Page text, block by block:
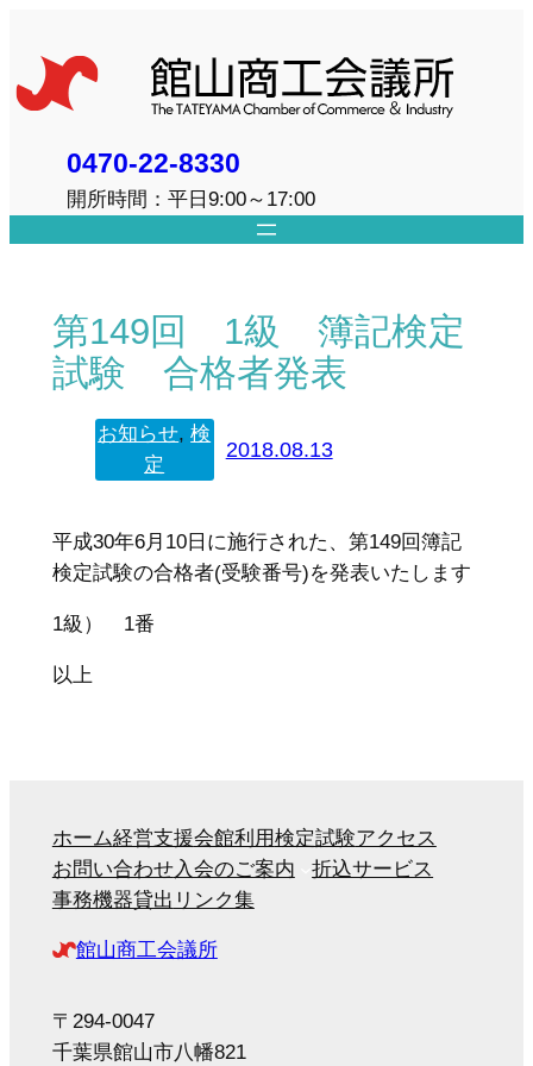
を
ス
0470-22-8330
開所時間：平日9:00～17:00
第149回 1級 簿記検定
試験 合格者発表
お知らせ, 検
定
2018.08.13
平成30年6月10日に施行された、第149回簿記
検定試験の合格者(受験番号)を発表いたします
1級） 1番
以上
ホーム経営支援会館利用検定試験アクセス
お問い合わせ入会のご案内
折込サービス
事務機器貸出 リンク集
館山商工会議所
〒294-0047
千葉県館山市八幡821